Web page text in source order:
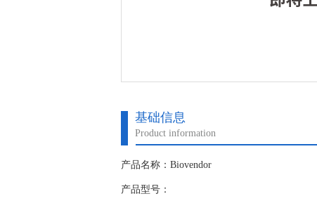
基础信息
Product information
产品名称：Biovendor
产品型号：